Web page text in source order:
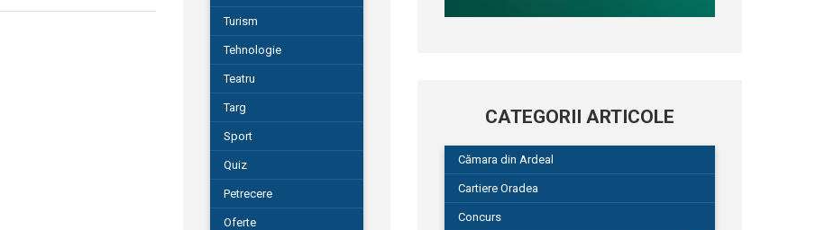
Turism
Tehnologie
Teatru
Targ
Sport
Quiz
Petrecere
Oferte
CATEGORII ARTICOLE
Cămara din Ardeal
Cartiere Oradea
Concurs